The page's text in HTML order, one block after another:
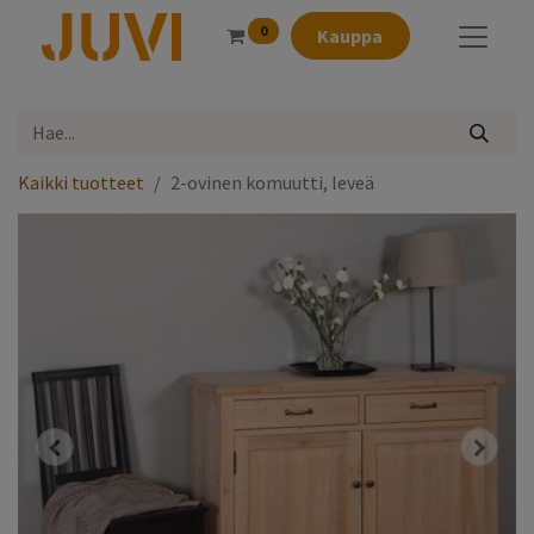
0 Kauppa
Kaikki tuotteet 2-ovinen komuutti, leveä